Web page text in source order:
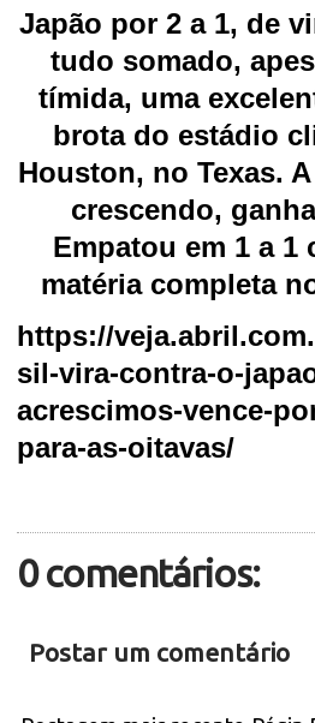
Japão por 2 a 1, de
tudo somado,
tímida, uma
brota do estádio
Houston, no Texas.
crescendo,
Empatou em 1 a
matéria completa
https://
sil-vira-contra-o-
acrescimos-vence-
para-as-oitavas/
0 comentários:
Postar um comentário